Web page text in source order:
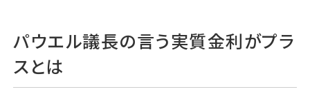
パウエル議長の言う実質金利がプラ
スとは